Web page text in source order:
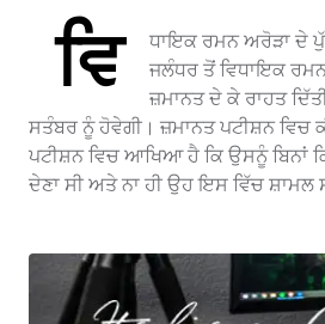
ਵਿ
ਧਾਇਕ ਰਮਨ ਅਰੋੜਾ ਦੇ
ਜਲੰਧਰ ਤੋਂ ਵਿਧਾਇਕ
ਜ਼ਮਾਨਤ ਦੇ ਕੇ ਰਾਹਤ
ਸਤੰਬਰ ਨੂੰ ਹੋਵੇਗੀ। ਜ਼ਮਾਨਤ ਪਟੀਸ਼ਨ ਵਿਚ
ਪਟੀਸ਼ਨ ਵਿਚ ਆਖਿਆ ਹੈ ਕਿ ਉਸਨੂੰ ਬਿਨਾਂ
ਦੇਣਾ ਸੀ ਅਤੇ ਨਾ ਹੀ ਉਹ ਇਸ ਵਿੱਚ ਸ਼ਾਮਲ